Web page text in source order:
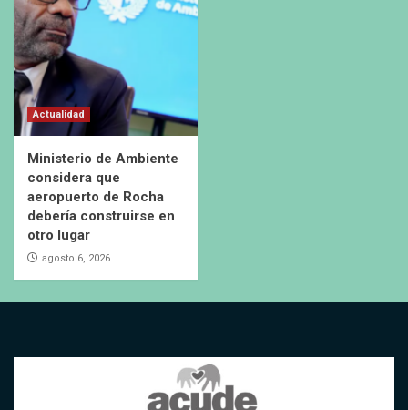
Actualidad
Ministerio de Ambiente
considera que
aeropuerto de Rocha
debería construirse en
otro lugar
agosto 6, 2026